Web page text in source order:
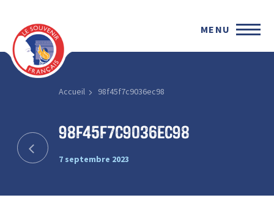
MENU
Accueil 98f45f7c9036ec98
98f45f7c9036ec98
7 septembre 2023